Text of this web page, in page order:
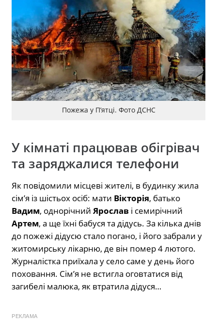
Пожежа у Пʼятці. Фото ДСНС
У кімнаті працював обігрівач
та заряджалися телефони
Як повідомили місцеві жителі, в будинку жила
сім’я із шістьох осіб: мати Вікторія, батько
Вадим, однорічний Ярослав і семирічний
Артем, а ще їхні бабуся та дідусь. За кілька днів
до пожежі дідусю стало погано, і його забрали у
житомирську лікарню, де він помер 4 лютого.
Журналістка приїхала у село саме у день його
поховання. Сім’я не встигла оговтатися від
загибелі малюка, як втратила дідуся…
РЕКЛАМА